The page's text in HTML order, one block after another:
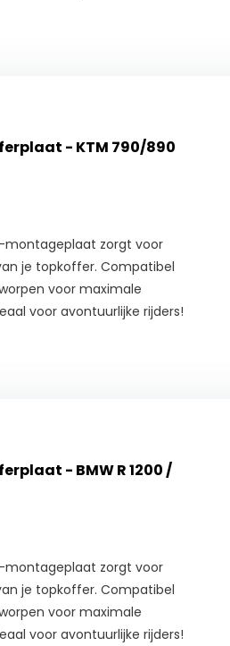
- KTM 790/890
montageplaat zorgt voor
je topkoffer. Compatibel
voor maximale
voor avontuurlijke rijders!
- BMW R 1200 /
montageplaat zorgt voor
je topkoffer. Compatibel
voor maximale
voor avontuurlijke rijders!